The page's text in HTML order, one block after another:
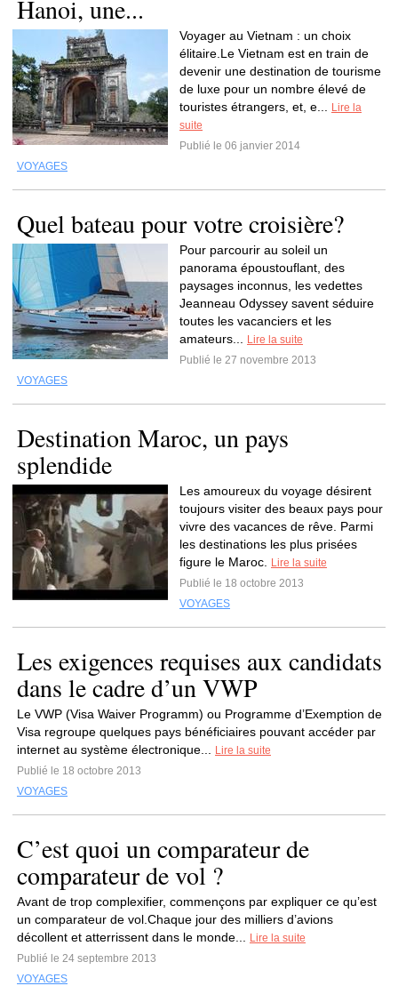
Hanoi, une...
Voyager au Vietnam : un choix
élitaire.Le Vietnam est en train de
devenir une destination de tourisme
de luxe pour un nombre élevé de
touristes étrangers, et, e...
Lire la
suite
Publié le 06 janvier 2014
VOYAGES
Quel bateau pour votre croisière?
Pour parcourir au soleil un
panorama époustouflant, des
paysages inconnus, les vedettes
Jeanneau Odyssey savent séduire
toutes les vacanciers et les
amateurs...
Lire la suite
Publié le 27 novembre 2013
VOYAGES
Destination Maroc, un pays
splendide
Les amoureux du voyage désirent
toujours visiter des beaux pays pour
vivre des vacances de rêve. Parmi
les destinations les plus prisées
figure le Maroc.
Lire la suite
Publié le 18 octobre 2013
VOYAGES
Les exigences requises aux candidats
dans le cadre d’un VWP
Le VWP (Visa Waiver Programm) ou Programme d’Exemption de
Visa regroupe quelques pays bénéficiaires pouvant accéder par
internet au système électronique...
Lire la suite
Publié le 18 octobre 2013
VOYAGES
C’est quoi un comparateur de
comparateur de vol ?
Avant de trop complexifier, commençons par expliquer ce qu’est
un comparateur de vol.Chaque jour des milliers d’avions
décollent et atterrissent dans le monde...
Lire la suite
Publié le 24 septembre 2013
VOYAGES